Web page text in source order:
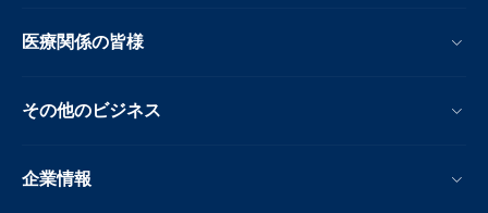
医療関係の皆様
その他のビジネス
企業情報